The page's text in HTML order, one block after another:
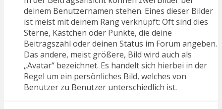
deinem Benutzernamen stehen. Eines dieser Bilder
ist meist mit deinem Rang verknüpft: Oft sind dies
Sterne, Kästchen oder Punkte, die deine
Beitragszahl oder deinen Status im Forum angeben.
Das andere, meist größere, Bild wird auch als
„Avatar“ bezeichnet. Es handelt sich hierbei in der
Regel um ein persönliches Bild, welches von
Benutzer zu Benutzer unterschiedlich ist.